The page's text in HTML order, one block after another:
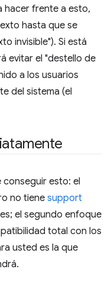
hacer frente a esto,
hasta que se
invisible"). Si está
evitar el "destello de
a los usuarios
del sistema (el
esto: el
no tiene support
el segundo enfoque
total con los
usted es la que